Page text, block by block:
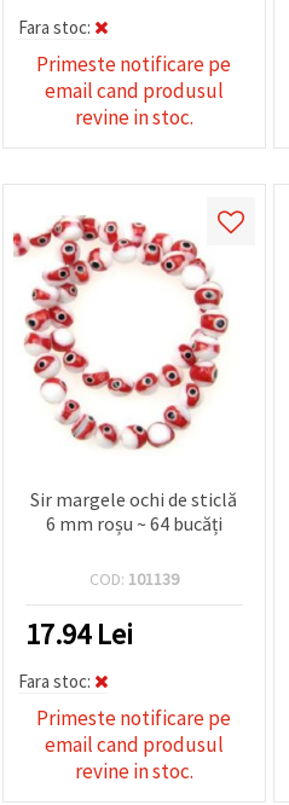
Fara stoc:
Primeste notificare pe
email cand produsul
revine in stoc.
Sir margele ochi de sticlă
6 mm roșu ~ 64 bucăți
COD: 101139
17.94Lei
Fara stoc:
Primeste notificare pe
email cand produsul
revine in stoc.